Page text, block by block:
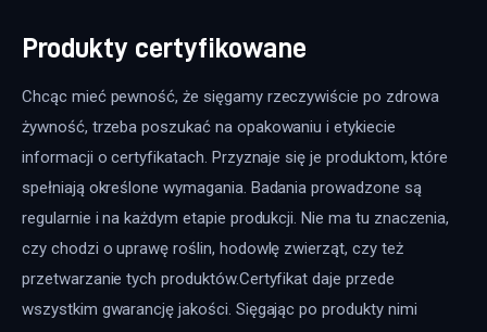
Produkty certyfikowane
Chcąc mieć pewność, że sięgamy rzeczywiście po zdrowa
żywność, trzeba poszukać na opakowaniu i etykiecie
informacji o certyfikatach. Przyznaje się je produktom, które
spełniają określone wymagania. Badania prowadzone są
regularnie i na każdym etapie produkcji. Nie ma tu znaczenia,
czy chodzi o uprawę roślin, hodowlę zwierząt, czy też
przetwarzanie tych produktów.Certyfikat daje przede
wszystkim gwarancję jakości. Sięgając po produkty nimi